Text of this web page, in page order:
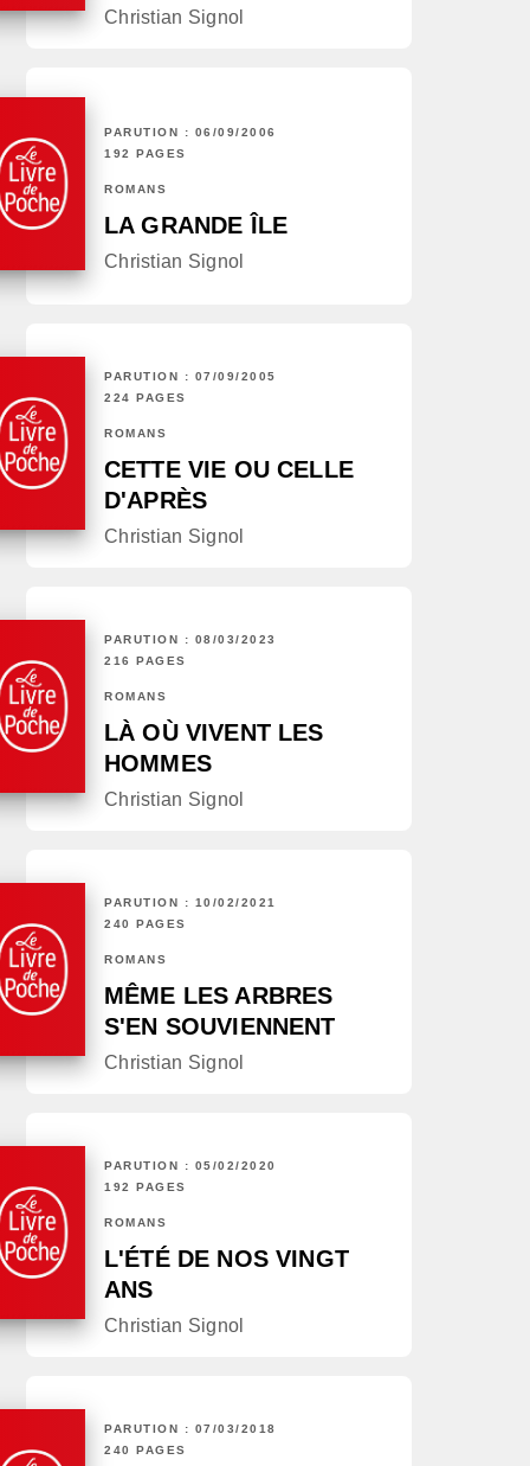
Christian Signol
PARUTION : 06/09/2006
192 PAGES
ROMANS
LA GRANDE ÎLE
Christian Signol
PARUTION : 07/09/2005
224 PAGES
ROMANS
CETTE VIE OU CELLE
D'APRÈS
Christian Signol
PARUTION : 08/03/2023
216 PAGES
ROMANS
LÀ OÙ VIVENT LES
HOMMES
Christian Signol
PARUTION : 10/02/2021
240 PAGES
ROMANS
MÊME LES ARBRES
S'EN SOUVIENNENT
Christian Signol
PARUTION : 05/02/2020
192 PAGES
ROMANS
L'ÉTÉ DE NOS VINGT
ANS
Christian Signol
PARUTION : 07/03/2018
240 PAGES